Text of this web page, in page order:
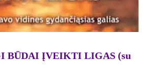
BŪDAI ĮVEIKTI LIGAS (su